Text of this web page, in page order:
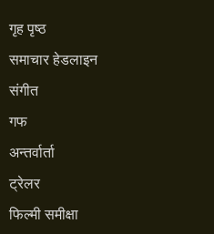
गृह पृष्ठ
समाचार हेडलाइन
संगीत
गफ
अन्तर्वार्ता
ट्रेलर
फिल्मी समीक्षा